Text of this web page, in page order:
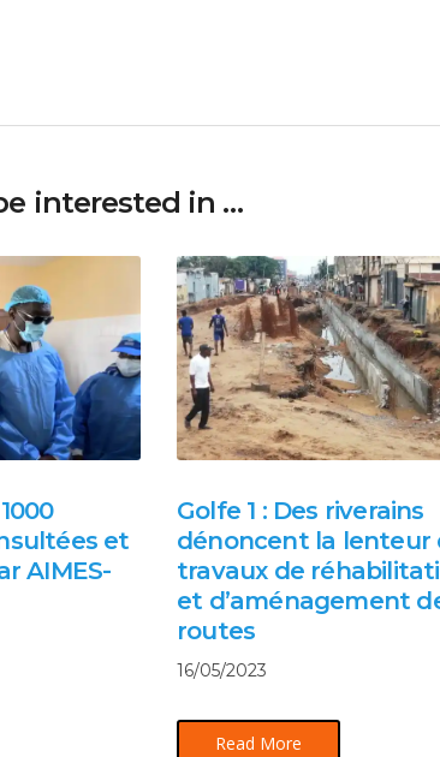
interested in …
et
AIMES-
Golfe 1 : Des riverains
dénoncent la lenteur
travaux de
et d’aménagement
routes
16/05/2023
Read More